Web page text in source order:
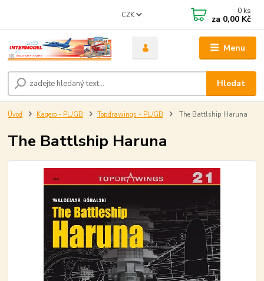
Menu
CZK
Hledat
0 ks
za 0,00 Kč
Úvod Kagero - PL/GB Topdrawings - PL/GB The Battlship Haruna
The Battlship Haruna